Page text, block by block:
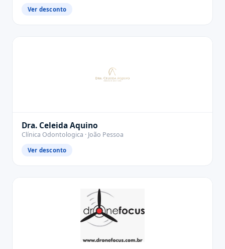
Ver desconto
Dra. Celeida Aquino
Clínica Odontologica · João Pessoa
Ver desconto